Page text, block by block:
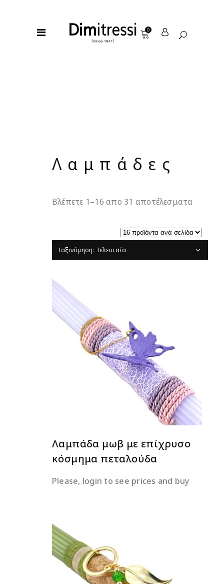
0
Λαμπάδες
Βλέπετε 1–16 απο 31 αποτέλεσματα
Ταξινόμηση: Τελευταία
ΔΙΑΒΆΣΤΕ ΠΕΡΙΣΣΌΤΕΡΑ
Λαμπάδα μωβ με επίχρυσο
κόσμημα πεταλούδα
Please, login to see prices and buy